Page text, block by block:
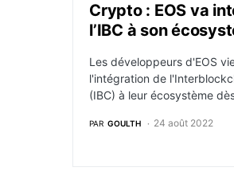
Crypto : EOS va
l’IBC à son
Les développeurs d'EOS
l'intégration de
(IBC) à leur écosystème
PAR GOULTH 24 août 2022